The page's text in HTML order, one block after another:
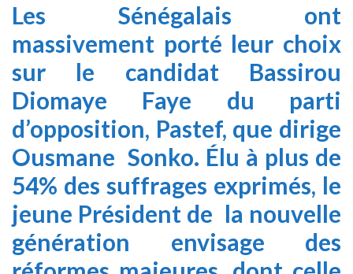
Les Sénégalais ont
massivement porté leur choix
sur le candidat Bassirou
Diomaye Faye du parti
d’opposition, Pastef, que dirige
Ousmane Sonko. Élu à plus de
54% des suffrages exprimés, le
jeune Président de la nouvelle
génération envisage des